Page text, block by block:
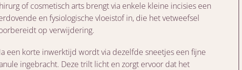
of cosmetisch arts brengt via enkele kleine incisies een
en fysiologische vloeistof in, die het vetweefsel
op verwijdering.
een korte inwerktijd wordt via dezelfde sneetjes een fijne
ingebracht. Deze trilt licht en zorgt ervoor dat het